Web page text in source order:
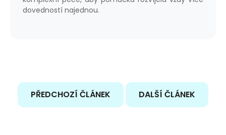
dovedností najednou.
PŘEDCHOZÍ ČLÁNEK DALŠÍ ČLÁNEK